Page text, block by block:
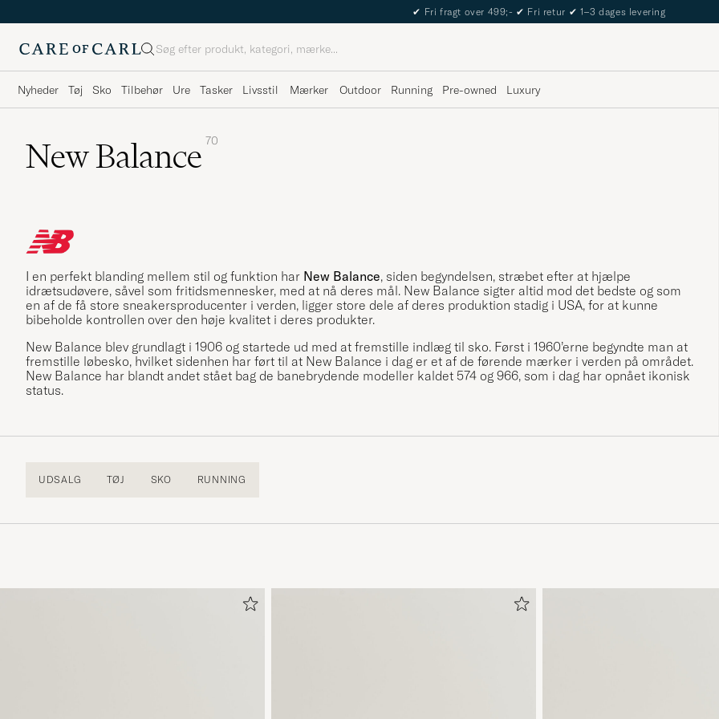
The Care of Carl Passport
Søg
Nyheder Tøj Sko Tilbehør Ure Tasker Livsstil Mærker Outdoor Running Pre-owned Luxury
New Balance 70
I en perfekt blanding mellem stil og funktion har New Balance, siden begyndelsen, stræbet efter at hjælpe
idrætsudøvere, såvel som fritidsmennesker, med at nå deres mål. New Balance sigter altid mod det bedste og som
en af de få store sneakersproducenter i verden, ligger store dele af deres produktion stadig i USA, for at kunne
bibeholde kontrollen over den høje kvalitet i deres produkter.
New Balance blev grundlagt i 1906 og startede ud med at fremstille indlæg til sko. Først i 1960’erne begyndte man at
fremstille løbesko, hvilket sidenhen har ført til at New Balance i dag er et af de førende mærker i verden på området.
New Balance har blandt andet stået bag de banebrydende modeller kaldet 574 og 966, som i dag har opnået ikonisk
status.
UDSALG TØJ SKO RUNNING